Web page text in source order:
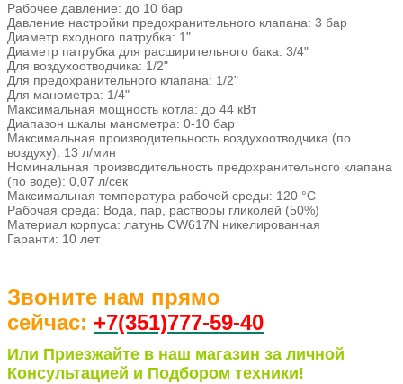
Рабочее давление: до 10 бар
Давление настройки предохранительного клапана: 3 бар
Диаметр входного патрубка: 1"
Диаметр патрубка для расширительного бака: 3/4"
Для воздухоотводчика: 1/2"
Для предохранительного клапана: 1/2"
Для манометра: 1/4"
Максимальная мощность котла: до 44 кВт
Диапазон шкалы манометра: 0-10 бар
Максимальная производительность воздухоотводчика (по
воздуху): 13 л/мин
Номинальная производительность предохранительного клапана
(по воде): 0,07 л/сек
Максимальная температура рабочей среды: 120 °С
Рабочая среда: Вода, пар, растворы гликолей (50%)
Материал корпуса: латунь CW617N никелированная
Гаранти: 10 лет
Звоните нам прямо
сейчас: +7(351)777-59-40
Или Приезжайте в наш магазин за личной
Консультацией и Подбором техники!